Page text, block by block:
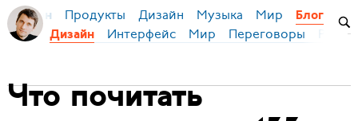
Бирман Продукты Дизайн Музыка Мир
Блог
Дизайн
Интерфейс Мир Переговоры
Что почитать